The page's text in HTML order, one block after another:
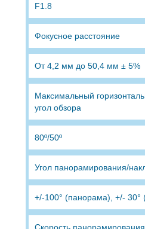
F1.8
Фокусное расстояние
От 4,2 мм до 50,4 мм ± 5%
Максимальный
угол обзора
80º/50º
Угол панорамирования/
+/-100° (панорама), +/- 30°